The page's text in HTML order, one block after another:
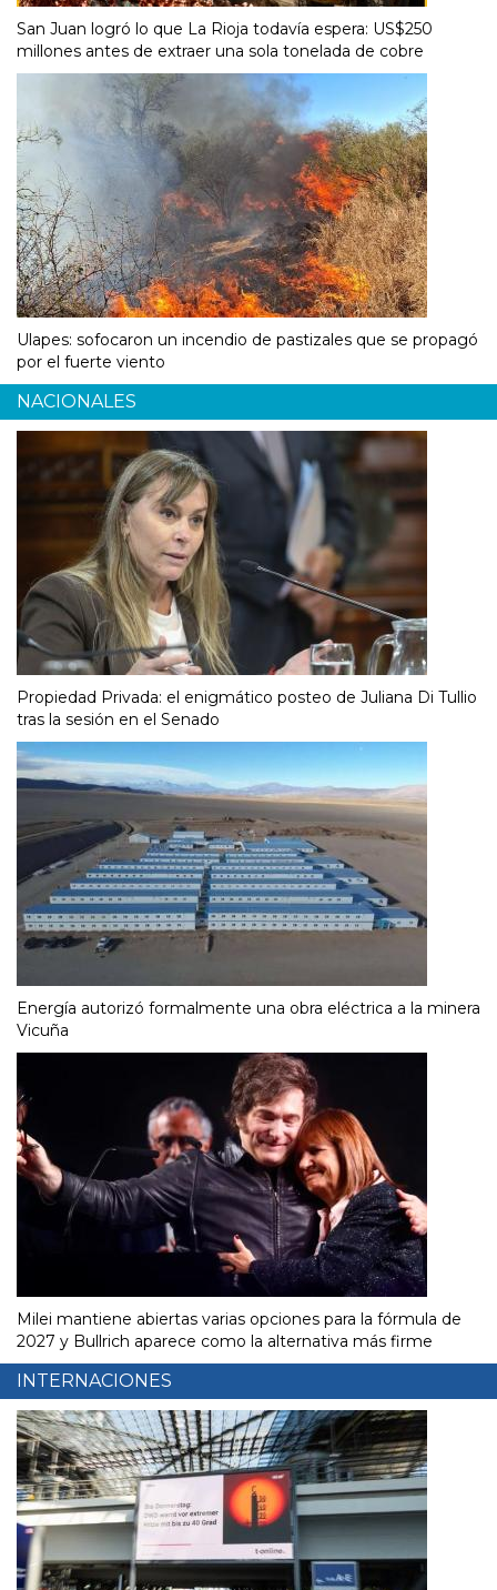
San Juan logró lo que La Rioja todavía espera: US$250
millones antes de extraer una sola tonelada de cobre
Ulapes: sofocaron un incendio de pastizales que se propagó
por el fuerte viento
NACIONALES
Propiedad Privada: el enigmático posteo de Juliana Di Tullio
tras la sesión en el Senado
Energía autorizó formalmente una obra eléctrica a la minera
Vicuña
Milei mantiene abiertas varias opciones para la fórmula de
2027 y Bullrich aparece como la alternativa más firme
INTERNACIONES